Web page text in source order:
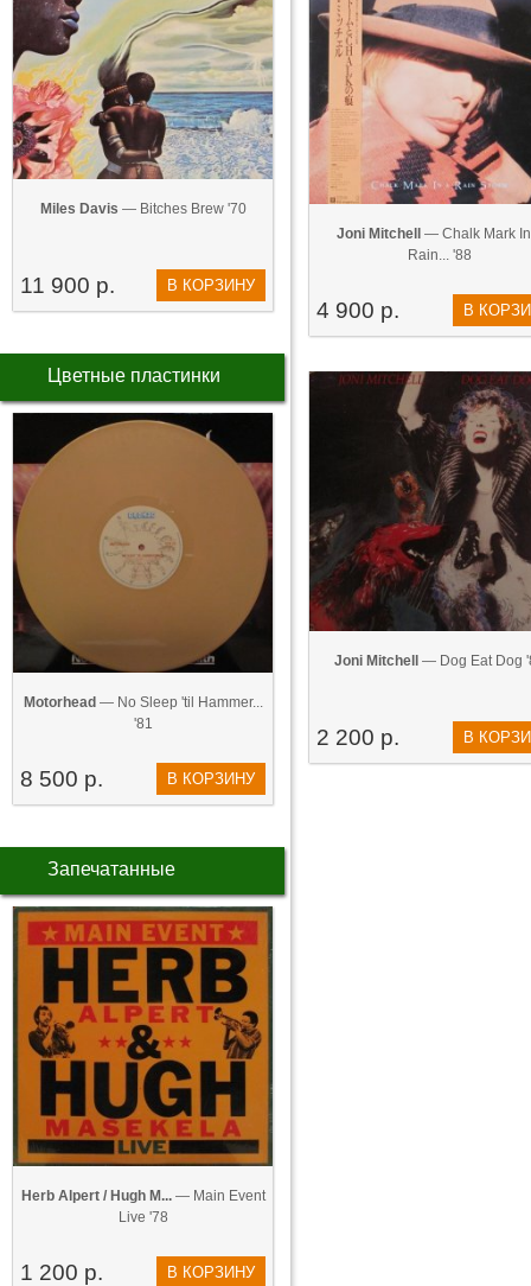
Miles Davis — Bitches Brew '70
11 900 р. В КОРЗИНУ
Цветные пластинки
Motorhead — No Sleep 'til Hammer...
'81
8 500 р. В КОРЗИНУ
Запечатанные
Herb Alpert / Hugh M...— Main Event
Live '78
1 200 р. В КОРЗИНУ
Joni Mitchell
— Chalk Mark In
Rain... '88
4 900 р. В
Joni Mitchell — Dog Eat Dog
2 200 р. В